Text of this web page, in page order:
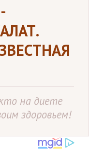
на диете
здоровьем!